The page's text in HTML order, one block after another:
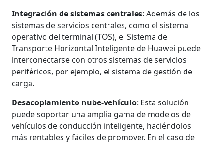
Integración de sistemas centrales: Además de los
sistemas de servicios centrales, como el sistema
operativo del terminal (TOS), el Sistema de
Transporte Horizontal Inteligente de Huawei puede
interconectarse con otros sistemas de servicios
periféricos, por ejemplo, el sistema de gestión de
carga.
Desacoplamiento nube-vehículo: Esta solución
puede soportar una amplia gama de modelos de
vehículos de conducción inteligente, haciéndolos
más rentables y fáciles de promover. En el caso de